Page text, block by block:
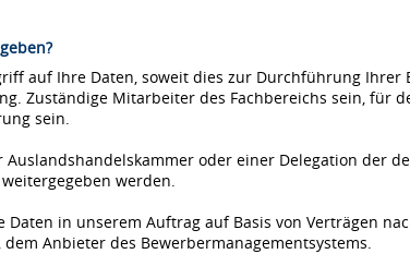
auf Ihre Daten, soweit dies zur Durchführung Ihrer
Zuständige Mitarbeiter des Fachbereichs sein, für
sein.
Auslandshandelskammer oder einer Delegation der
werden.
in unserem Auftrag auf Basis von Verträgen
Anbieter des Bewerbermanagementsystems.